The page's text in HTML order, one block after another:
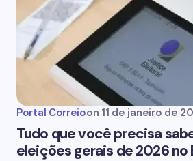
Portal Correioon 11 de janeiro de
Tudo que você precisa
eleições gerais de 2026 no